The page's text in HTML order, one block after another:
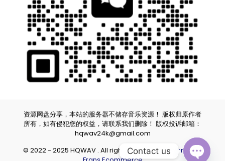
资源网盘分享，本站的服务器不储存音乐资源！ 版权归原作者
所有，如有侵犯您的权益，请联系我们删除！ 版权投诉邮箱：
hqwav24k@gmail.com
© 2022 - 2025 HQWAV . All rights reserved.Powered by
Contact us